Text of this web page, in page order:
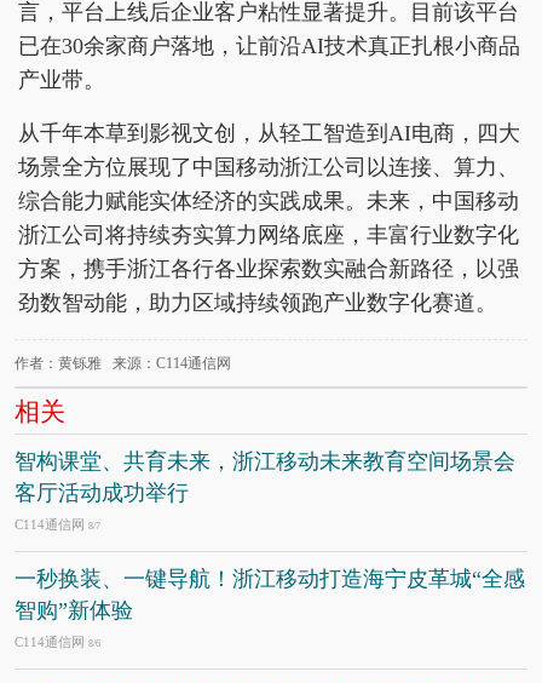
言，平台上线后企业客户粘性显著提升。目前该平台
已在30余家商户落地，让前沿AI技术真正扎根小商品
产业带。
从千年本草到影视文创，从轻工智造到AI电商，四大
场景全方位展现了中国移动浙江公司以连接、算力、
综合能力赋能实体经济的实践成果。未来，中国移动
浙江公司将持续夯实算力网络底座，丰富行业数字化
方案，携手浙江各行各业探索数实融合新路径，以强
劲数智动能，助力区域持续领跑产业数字化赛道。
作者：黄铄雅 来源：C114通信网
相关
智构课堂、共育未来，浙江移动未来教育空间场景会
客厅活动成功举行
C114通信网 8/7
一秒换装、一键导航！浙江移动打造海宁皮革城“全感
智购”新体验
C114通信网 8/6